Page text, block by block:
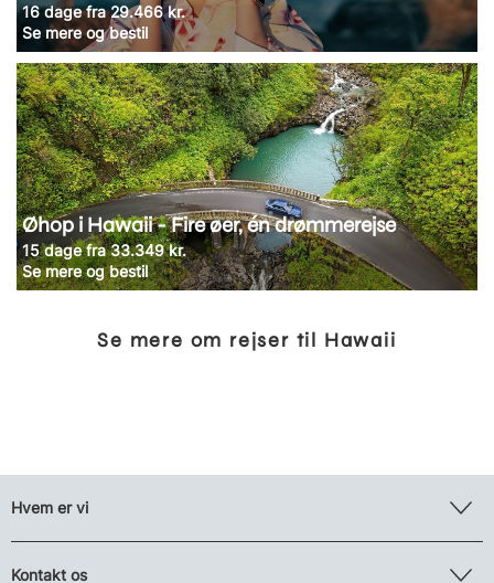
16 dage fra 29.466 kr.
Se mere og bestil
Øhop i Hawaii - Fire øer, én drømmerejse
15 dage fra 33.349 kr.
Se mere og bestil
Se mere om rejser til Hawaii
Hvem er vi
Kontakt os